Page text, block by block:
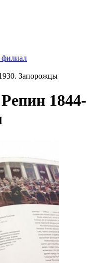
филиал
Запорожцы
1844-